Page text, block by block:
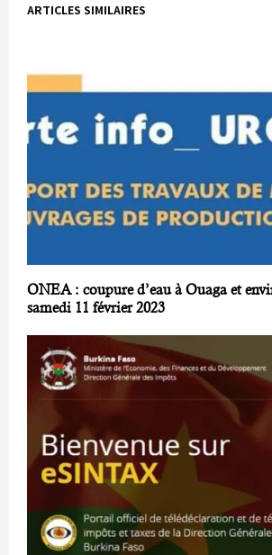
ARTICLES SIMILAIRES
ONEA : coupure d’eau à Ouaga et
samedi 11 février 2023